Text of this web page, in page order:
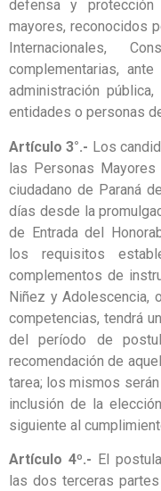
defensa y
mayores, reconocidos
Internacionales,
complementarias,
administración
entidades o personas
Artículo 3°.- Los
las Personas
ciudadano de Paraná
días desde la
de Entrada del
los requisitos
complementos de
Niñez y Adolescencia,
competencias, tendrá
del período de
recomendación de
tarea; los mismos
inclusión de la
siguiente al
Artículo 4º.- El
las dos terceras